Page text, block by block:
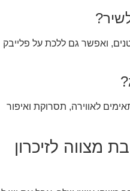
ואפשר גם ללכת על פלייבק
לאווירה, תסרוקת ואיפור
מצווה לזיכרון